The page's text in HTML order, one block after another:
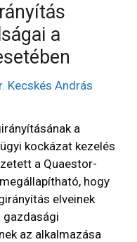
a
Kecskés András
a
kockázat kezelés
a Quaestor-
hogy
elveinek
az alkalmazása